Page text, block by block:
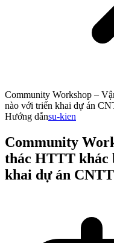
Community Workshop –
nào với triển khai dự án
Hướng dẫnsu-kien
Community
thác HTTT khác
khai dự án CNTT